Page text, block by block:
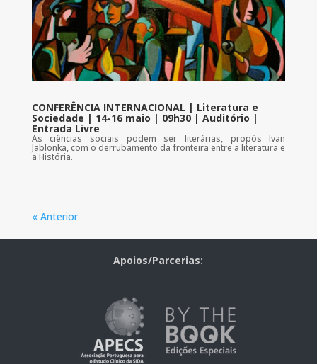
CONFERÊNCIA INTERNACIONAL | Literatura e
Sociedade | 14-16 maio | 09h30 | Auditório |
Entrada Livre
As ciências sociais podem ser literárias, propôs Ivan
Jablonka, com o derrubamento da fronteira entre a literatura e
a História.
« Anterior
Apoios/Parcerias: